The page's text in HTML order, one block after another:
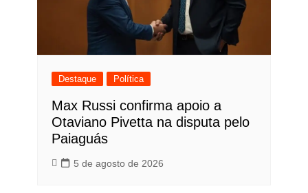
Destaque Política
Max Russi confirma apoio a
Otaviano Pivetta na disputa pelo
Paiaguás
5 de agosto de 2026